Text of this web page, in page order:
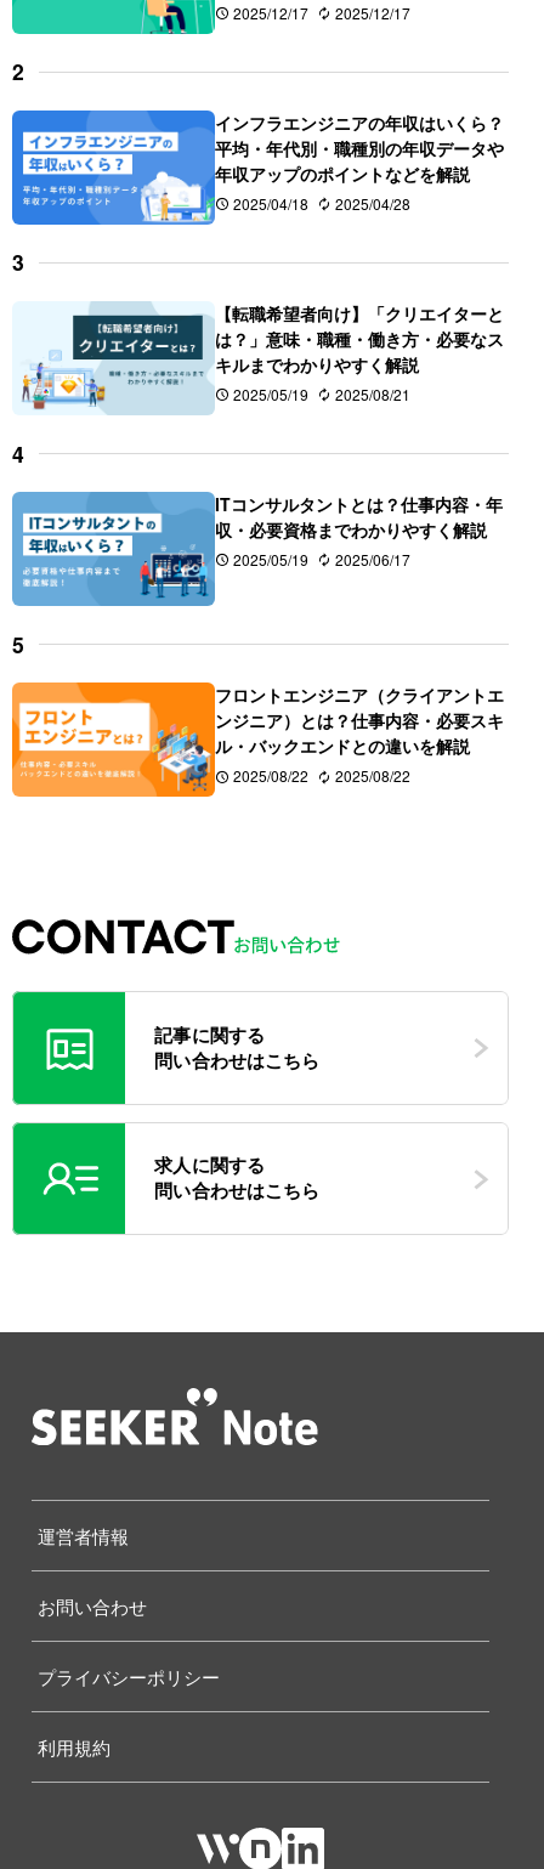
2025/12/17 2025/12/17
インフラエンジニアの年収はいくら？
平均・年代別・職種別の年収データや
年収アップのポイントなどを解説
2025/04/18 2025/04/28
【転職希望者向け】「クリエイターと
は？」意味・職種・働き方・必要なス
キルまでわかりやすく解説
2025/05/19 2025/08/21
ITコンサルタントとは？仕事内容・年
収・必要資格までわかりやすく解説
2025/05/19 2025/06/17
フロントエンジニア（クライアントエ
ンジニア）とは？仕事内容・必要スキ
ル・バックエンドとの違いを解説
2025/08/22 2025/08/22
記事に関する
問い合わせはこちら
求人に関する
問い合わせはこちら
運営者情報
お問い合わせ
プライバシーポリシー
利用規約